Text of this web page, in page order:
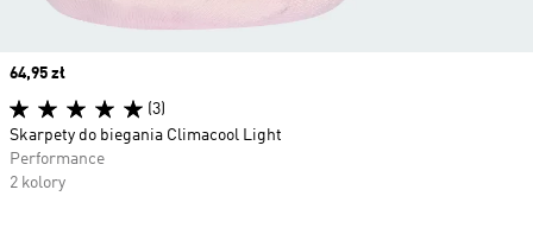
Price
64,95 zł
(3)
Skarpety do biegania Climacool Light
Performance
2 kolory